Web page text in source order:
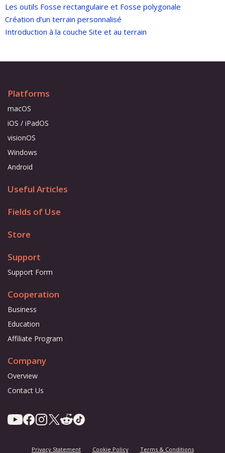
Les outils Fosse rectangulaire et Fosse polygonale
Création d’un terrain personnalisé
Introduction à la couche Site et au terrain
Platforms
macOS
iOS / iPadOS
visionOS
Windows
Android
Useful Articles
Fields of Use
Store
Support
Support Form
Cooperation
Business
Education
Affiliate Program
Company
Overview
Contact Us
Privacy Statement Cookie Policy Terms & Conditions